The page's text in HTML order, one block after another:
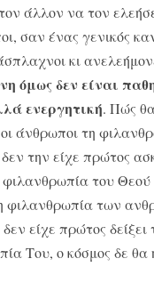
άλλον να τον
σαν ένας γενικός
κι
όμως δεν είναι
ενεργητική. Πώς
άνθρωποι τη
την είχε πρώτος
του Θεού
φιλανθρωπία των
είχε πρώτος δείξει
Του, ο κόσμος δε θα